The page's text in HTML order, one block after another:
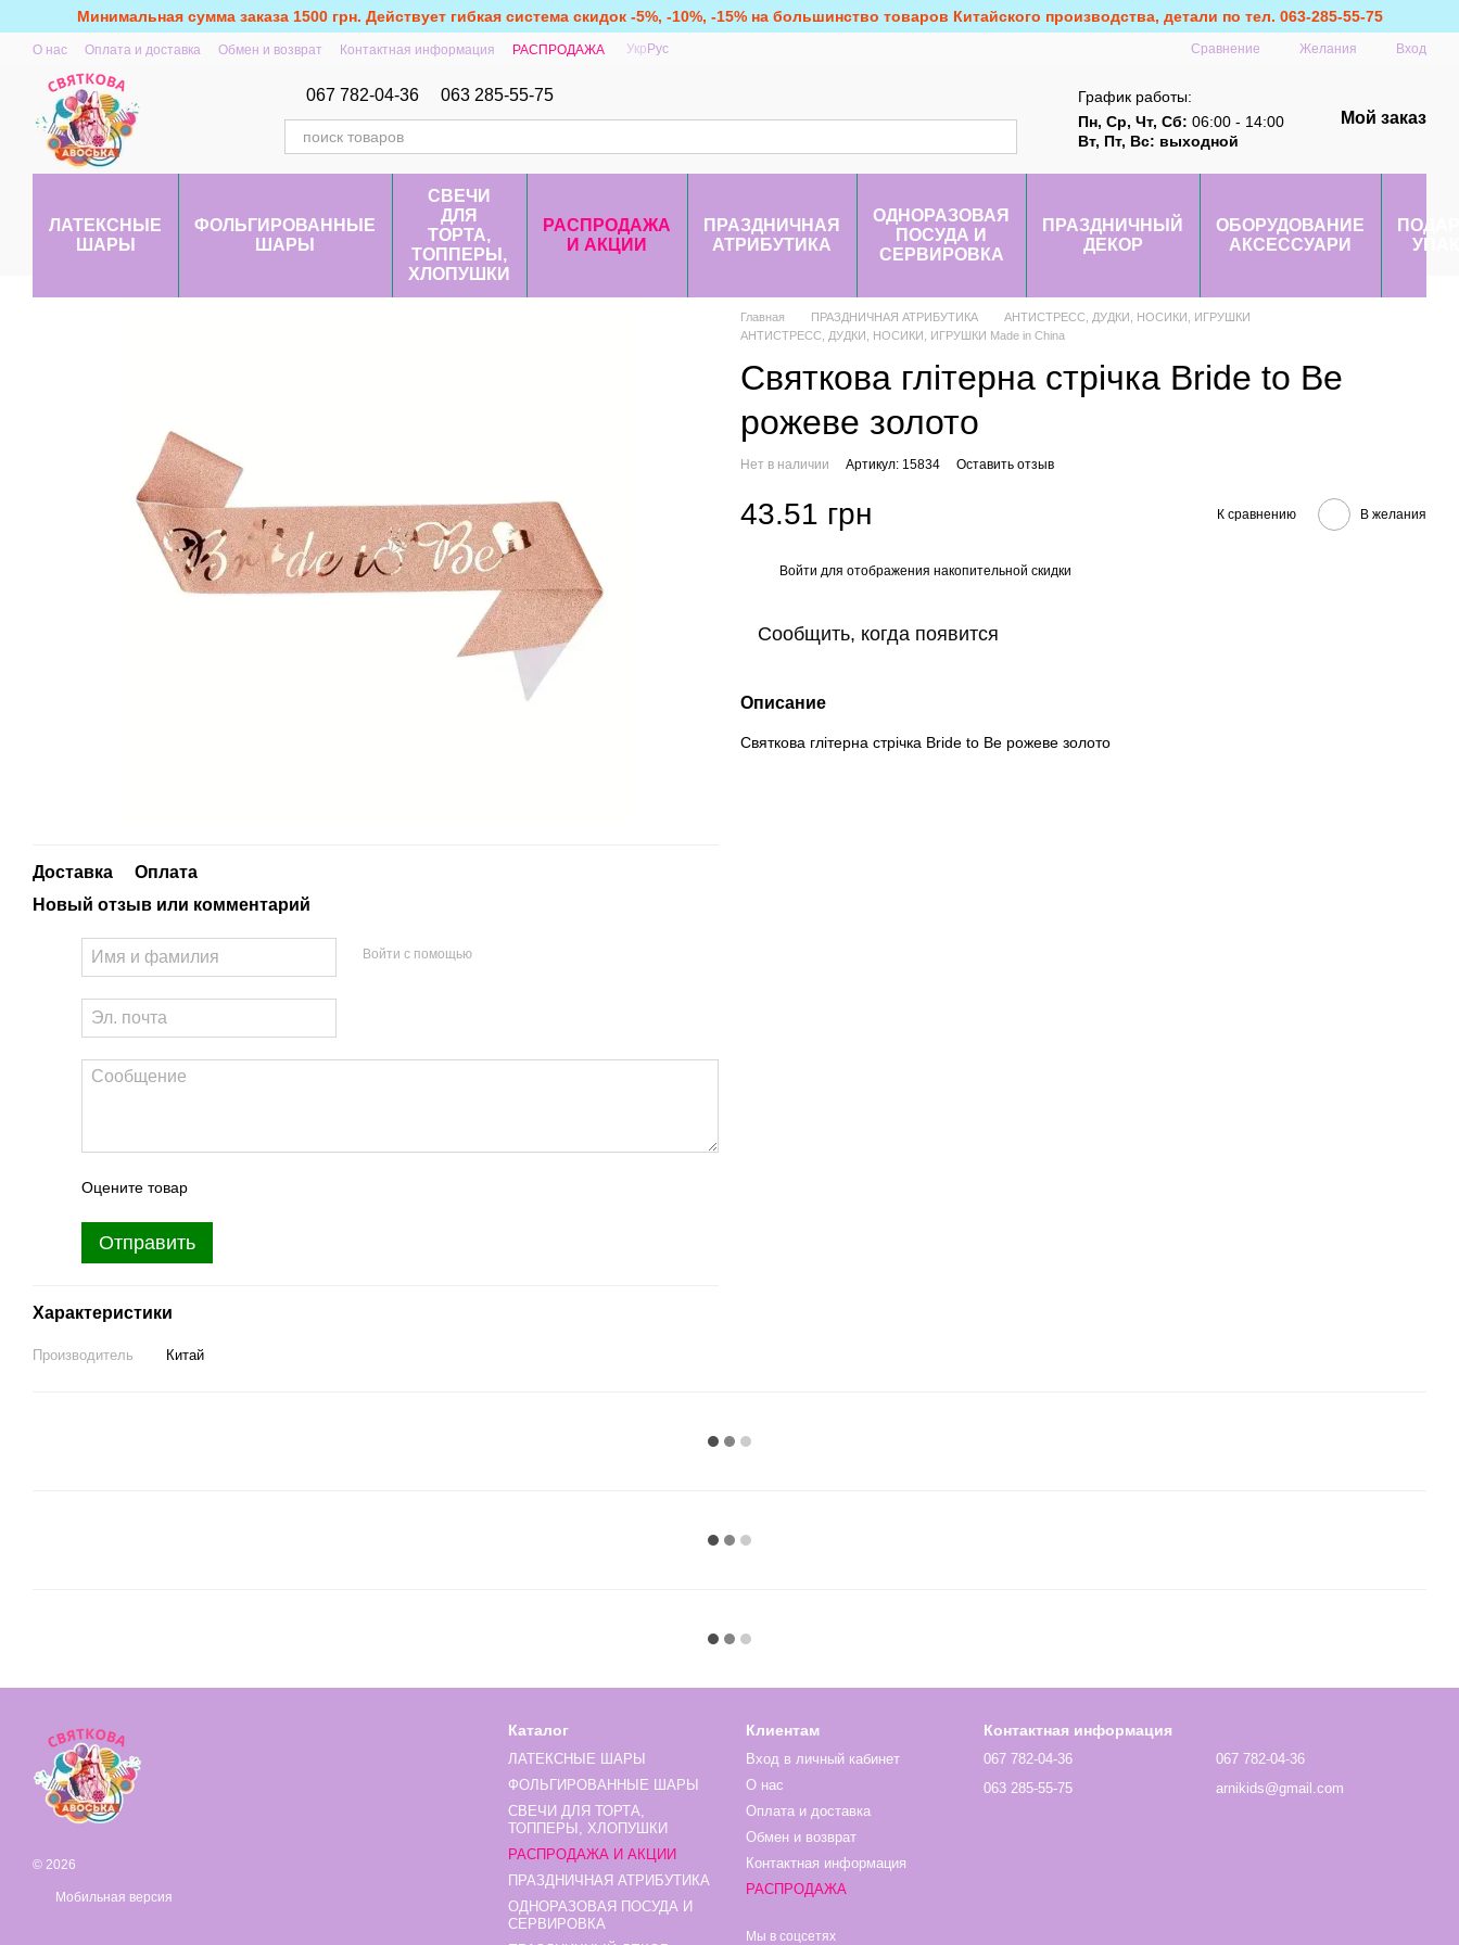
Перейти к основному контенту
Минимальная сумма заказа 1500 грн. Действует гибкая система скидок -5%, -10%, -15% на большинство товаров Китайского производства, детали по тел. 063-285-55-75
О нас Оплата и доставка Обмен и возврат Контактная информация РАСПРОДАЖА Укр Рус Сравнение Желания Вход
067 782-04-36 063 285-55-75
График работы:
Пн, Ср, Чт, Сб: 06:00 - 14:00
Вт, Пт, Вс: выходной
Мой заказ
ЛАТЕКСНЫЕ
ШАРЫ
ФОЛЬГИРОВАННЫЕ
ШАРЫ
СВЕЧИ
ДЛЯ
ТОРТА,
ТОППЕРЫ,
ХЛОПУШКИ
РАСПРОДАЖА
И АКЦИИ
ПРАЗДНИЧНАЯ
АТРИБУТИКА
ОДНОРАЗОВАЯ
ПОСУДА И
СЕРВИРОВКА
ПРАЗДНИЧНЫЙ
ДЕКОР
ОБОРУДОВАНИЕ
АКСЕССУАРИ
Доставка
Оплата
Новый отзыв или комментарий
Войти с помощью
Оцените товар
Отправить
Характеристики
Производитель Китай
Главная ПРАЗДНИЧНАЯ АТРИБУТИКА
АНТИСТРЕСС, ДУДКИ, НОСИКИ, ИГРУШКИ
АНТИСТРЕСС, ДУДКИ, НОСИКИ, ИГРУШКИ Made in China
Святкова глітерна стрічка Bride to Be
рожеве золото
Нет в наличии Артикул: 15834 Оставить отзыв
43.51 грн К сравнению В желания
Войти для отображения накопительной скидки
Сообщить, когда появится
Описание
Святкова глітерна стрічка Bride to Be рожеве золото
© 2026
Мобильная версия
Каталог
ЛАТЕКСНЫЕ ШАРЫ
ФОЛЬГИРОВАННЫЕ ШАРЫ
СВЕЧИ ДЛЯ ТОРТА,
ТОППЕРЫ, ХЛОПУШКИ
РАСПРОДАЖА И АКЦИИ
ПРАЗДНИЧНАЯ АТРИБУТИКА
ОДНОРАЗОВАЯ ПОСУДА И
СЕРВИРОВКА
Клиентам
Вход в личный кабинет
О нас
Оплата и доставка
Обмен и возврат
Контактная информация
РАСПРОДАЖА
Мы в соцсетях
Контактная информация
067 782-04-36
063 285-55-75
067 782-04-36
arnikids@gmail.com